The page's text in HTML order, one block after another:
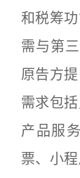
和税筹
需与第
原告方
需求包
产品服
票、小